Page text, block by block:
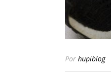
Por hupiblog